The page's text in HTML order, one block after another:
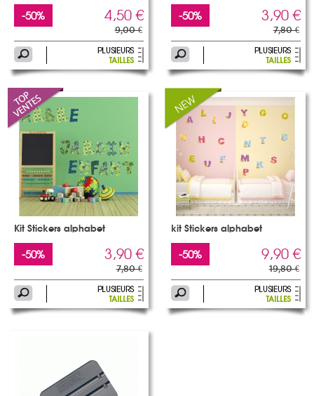
-50% 4,50 €
9,00 €
-50% 3,90 €
7,80 €
Kit Stickers alphabet
-50% 3,90 €
7,80 €
kit Stickers alphabet
-50% 9,90 €
19,80 €